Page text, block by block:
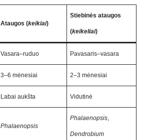
Ataugos (keikiai)
Stiebinės ataugos
(keikeliai)
Vasara–ruduo Pavasaris–vasara
3–6 mėnesiai 2–3 mėnesiai
Labai aukšta Vidutinė
Phalaenopsis
Phalaenopsis,
Dendrobium